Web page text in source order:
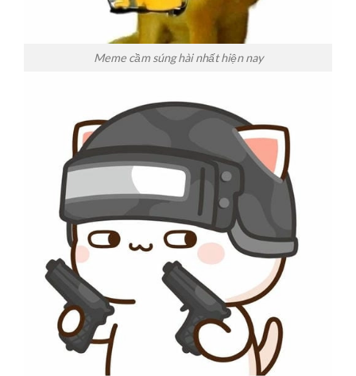
Meme cầm súng hài nhất hiện nay